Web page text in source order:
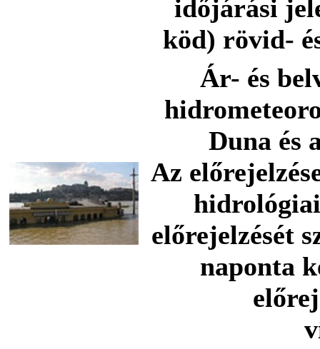
időjárási
köd) rövid-
Ár- és
Duna és
Az
előrejelzését
naponta